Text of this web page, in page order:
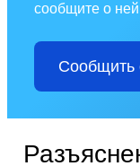
сообщите о
Сообщить